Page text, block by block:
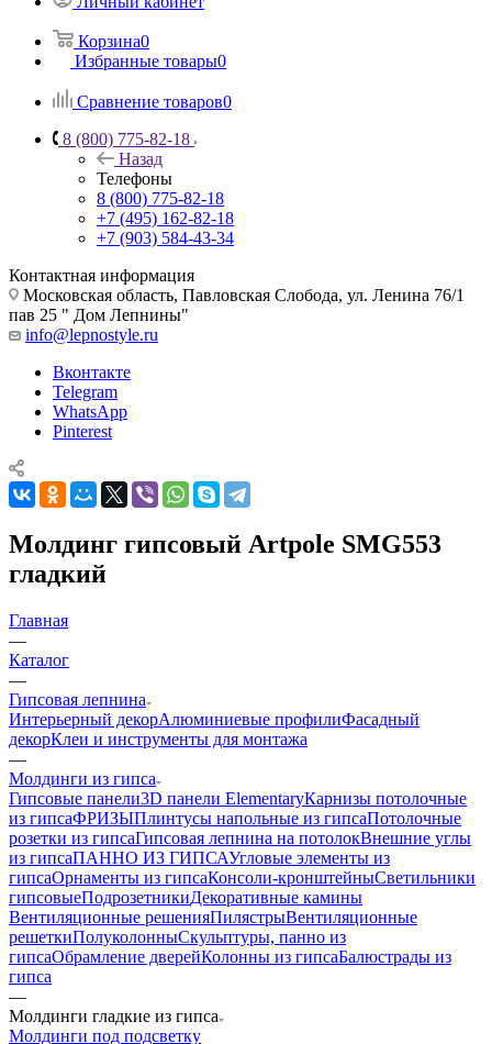
Корзина0
Избранные товары0
Сравнение товаров0
8 (800) 775-82-18
Назад
Телефоны
8 (800) 775-82-18
+7 (495) 162-82-18
+7 (903) 584-43-34
Контактная информация
Московская область, Павловская Слобода, ул. Ленина 76/1
пав 25 " Дом Лепнины"
info@lepnostyle.ru
Вконтакте
Telegram
WhatsApp
Pinterest
Молдинг гипсовый Artpole SMG553
гладкий
Главная
—
Каталог
—
Гипсовая лепнина
Интерьерный декорАлюминиевые профилиФасадный
декорКлеи и инструменты для монтажа
—
Молдинги из гипса
Гипсовые панели3D панели ElementaryКарнизы потолочные
из гипсаФРИЗЫПлинтусы напольные из гипсаПотолочные
розетки из гипсаГипсовая лепнина на потолокВнешние углы
из гипсаПАННО ИЗ ГИПСАУгловые элементы из
гипсаОрнаменты из гипсаКонсоли-кронштейныСветильники
гипсовыеПодрозетникиДекоративные камины
Вентиляционные решенияПилястрыВентиляционные
решеткиПолуколонныСкульптуры, панно из
гипсаОбрамление дверейКолонны из гипсаБалюстрады из
гипса
—
Молдинги гладкие из гипса
Молдинги под подсветку